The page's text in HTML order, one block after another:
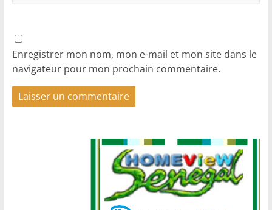
Enregistrer mon nom, mon e-mail et mon site dans le
navigateur pour mon prochain commentaire.